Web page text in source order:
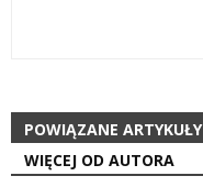
POWIĄZANE ARTYKUŁY
WIĘCEJ OD AUTORA